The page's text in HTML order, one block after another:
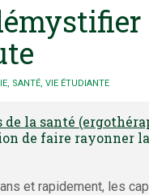
, SANTÉ, VIE ÉTUDIANTE
la santé
de faire rayonner
et rapidement, les